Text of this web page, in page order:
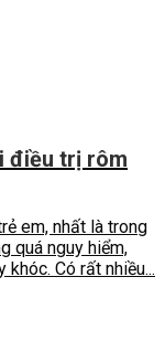
điều trị rôm
em, nhất là trong
quá nguy hiểm,
Có rất nhiều...